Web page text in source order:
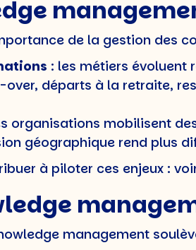
de la gestion des
: les métiers évoluent
over, départs à la retraite,
organisations mobilisent
géographique rend plus
à piloter ces enjeux :
management